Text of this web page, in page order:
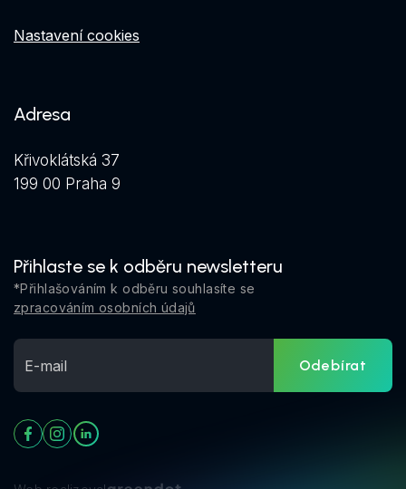
Nastavení cookies
Adresa
Křivoklátská 37
199 00 Praha 9
Přihlaste se k odběru newsletteru
*Přihlašováním k odběru souhlasíte se
zpracováním osobních údajů
Odebírat